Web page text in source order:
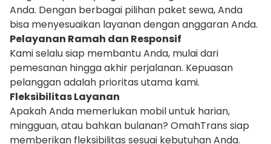
Anda. Dengan berbagai pilihan paket sewa, Anda
bisa menyesuaikan layanan dengan anggaran Anda.
Pelayanan Ramah dan Responsif
Kami selalu siap membantu Anda, mulai dari
pemesanan hingga akhir perjalanan. Kepuasan
pelanggan adalah prioritas utama kami.
Fleksibilitas Layanan
Apakah Anda memerlukan mobil untuk harian,
mingguan, atau bahkan bulanan? OmahTrans siap
memberikan fleksibilitas sesuai kebutuhan Anda.